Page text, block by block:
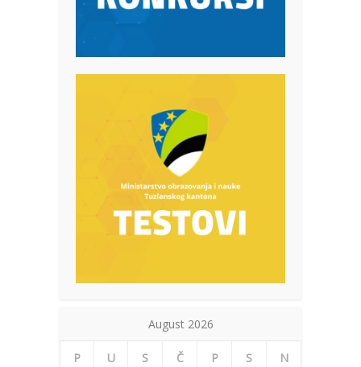
August 2026
P U S Č P S N